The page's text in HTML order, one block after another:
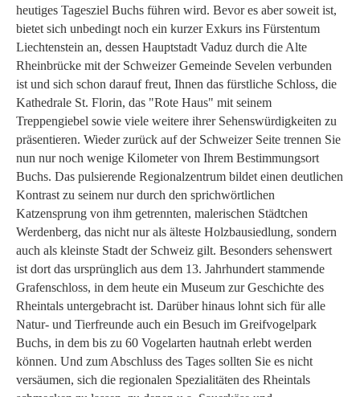
heutiges Tagesziel Buchs führen wird. Bevor es aber soweit ist,
bietet sich unbedingt noch ein kurzer Exkurs ins Fürstentum
Liechtenstein an, dessen Hauptstadt Vaduz durch die Alte
Rheinbrücke mit der Schweizer Gemeinde Sevelen verbunden
ist und sich schon darauf freut, Ihnen das fürstliche Schloss, die
Kathedrale St. Florin, das "Rote Haus" mit seinem
Treppengiebel sowie viele weitere ihrer Sehenswürdigkeiten zu
präsentieren. Wieder zurück auf der Schweizer Seite trennen Sie
nun nur noch wenige Kilometer von Ihrem Bestimmungsort
Buchs. Das pulsierende Regionalzentrum bildet einen deutlichen
Kontrast zu seinem nur durch den sprichwörtlichen
Katzensprung von ihm getrennten, malerischen Städtchen
Werdenberg, das nicht nur als älteste Holzbausiedlung, sondern
auch als kleinste Stadt der Schweiz gilt. Besonders sehenswert
ist dort das ursprünglich aus dem 13. Jahrhundert stammende
Grafenschloss, in dem heute ein Museum zur Geschichte des
Rheintals untergebracht ist. Darüber hinaus lohnt sich für alle
Natur- und Tierfreunde auch ein Besuch im Greifvogelpark
Buchs, in dem bis zu 60 Vogelarten hautnah erlebt werden
können. Und zum Abschluss des Tages sollten Sie es nicht
versäumen, sich die regionalen Spezialitäten des Rheintals